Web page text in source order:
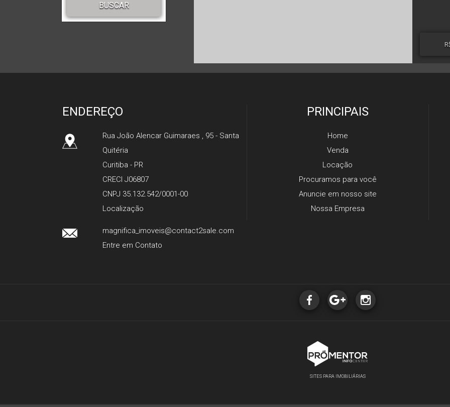
BUSCAR
ENDEREÇO
Rua João Alencar Guimaraes , 95 - Santa
Quitéria
Curitiba - PR
CRECI J06807
CNPJ 35.132.542/0001-00
Localização
magnifica_imoveis@contact2sale.com
Entre em Contato
PRINCIPAIS
Home
Venda
Locação
Procuramos para você
Anuncie em nosso site
Nossa Empresa
SITES PARA IMOBILIÁRIAS